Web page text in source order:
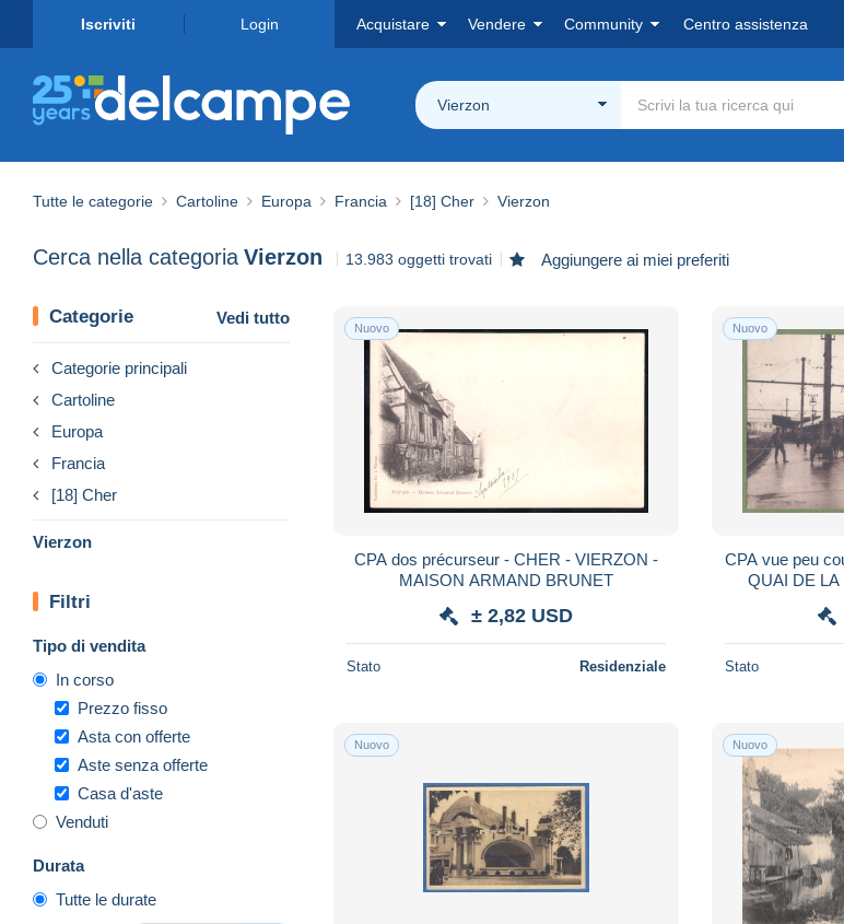
Iscriviti Login Acquistare Vendere Community Centro assistenza
Vierzon
Tutte le categorie Cartoline Europa Francia [18] Cher Vierzon
Cerca nella categoria Vierzon 13.983 oggetti trovati Aggiungere ai miei preferiti
Categorie Vedi tutto
Categorie principali
Cartoline
Europa
Francia
[18] Cher
Vierzon
Filtri
Tipo di vendita
In corso
Prezzo fisso
Asta con offerte
Aste senza offerte
Casa d'aste
Venduti
Durata
Tutte le durate
Nuovo
CPA dos précurseur - CHER - VIERZON -
MAISON ARMAND BRUNET
± 2,82 USD
Stato Residenziale
Nuovo
CPA vue peu courante - CHER - VIERZON -
QUAI DE
Stato
Nuovo Nuovo